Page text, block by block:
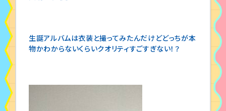
生誕アルバムは衣装と撮ってみたんだけどどっちが本
物かわからないくらいクオリティすごすぎない！？